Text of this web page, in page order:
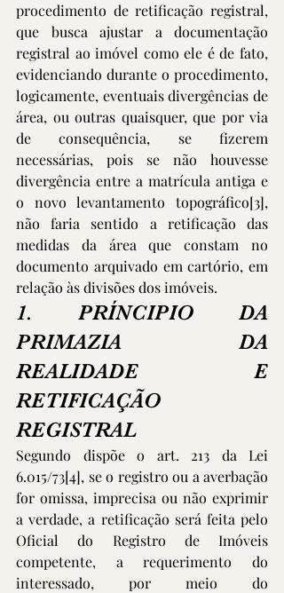
procedimento de retificação registral,
que busca ajustar a documentação
registral ao imóvel como ele é de fato,
evidenciando durante o procedimento,
logicamente, eventuais divergências de
área, ou outras quaisquer, que por via
de consequência, se fizerem
necessárias, pois se não houvesse
divergência entre a matrícula antiga e
o novo levantamento topográfico[3],
não faria sentido a retificação das
medidas da área que constam no
documento arquivado em cartório, em
relação às divisões dos imóveis.
1. PRÍNCIPIO DA
PRIMAZIA DA
REALIDADE E
RETIFICAÇÃO
REGISTRAL
Segundo dispõe o art. 213 da Lei
6.015/73[4], se o registro ou a averbação
for omissa, imprecisa ou não exprimir
a verdade, a retificação será feita pelo
Oficial do Registro de Imóveis
competente, a requerimento do
interessado, por meio do